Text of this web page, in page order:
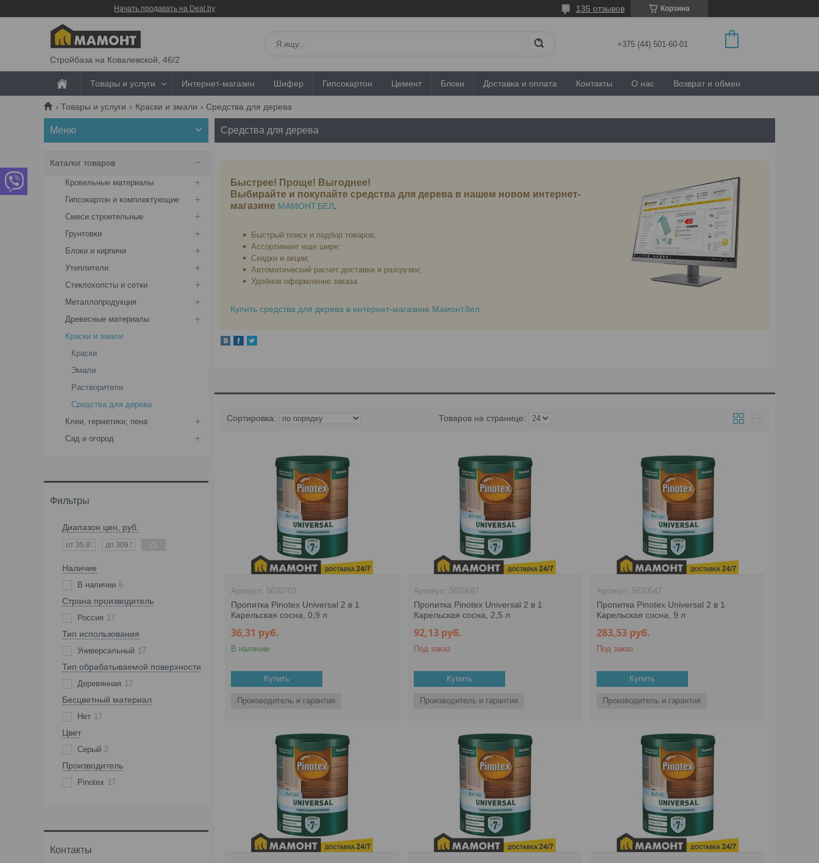
Начать продавать на Deal.by Корзина
135 отзывов
Стройбаза на Ковалевской, 46/2
+375 (44) 501-60-01
Товары и услуги Интернет-магазин Шифер Гипсокартон Цемент Блоки Доставка и оплата Контакты О нас Возврат и обмен
Товары и услуги Краски и эмали Средства для дерева
Средства для дерева
Быстрее! Проще! Выгоднее!
Выбирайте и покупайте средства для дерева в нашем новом интернет-
магазине МАМОНТ.БЕЛ.
Быстрый поиск и подбор товаров;
Ассортимент еще шире;
Скидки и акции;
Автоматический расчет доставки и разгрузки;
Удобное оформление заказа
Купить средства для дерева в интернет-магазине Мамонт.бел
5620703
Пропитка Pinotex Universal 2 в 1
Карельская сосна, 0,9 л
36,31 руб.
В наличии
Купить
Производитель и гарантия
5620687
Пропитка Pinotex Universal 2 в 1
Карельская сосна, 2,5 л
92,13 руб.
Под заказ
Купить
Производитель и гарантия
5620547
Пропитка Pinotex Universal 2 в 1
Карельская сосна, 9 л
283,53 руб.
Под заказ
Купить
Производитель и гарантия
Каталог товаров
Кровельные материалы
Гипсокартон и комплектующие
Смеси строительные
Грунтовки
Блоки и кирпичи
Утеплители
Стеклохолсты и сетки
Металлопродукция
Древесные материалы
Краски и эмали
Краски
Эмали
Растворители
Средства для дерева
Клеи, герметики, пена
Сад и огород
Фильтры
Диапазон цен, руб.
Наличие
В наличии 6
Страна производитель
Россия 17
Тип использования
Универсальный 17
Тип обрабатываемой поверхности
Деревянная 17
Бесцветный материал
Нет 17
Цвет
Серый 2
Производитель
Pinotex 17
Контакты